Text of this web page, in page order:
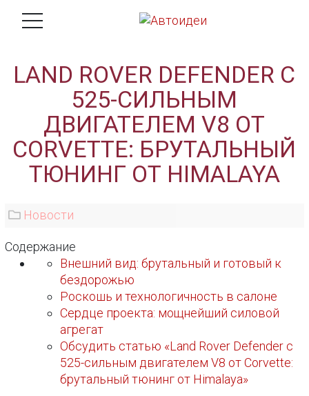
LAND ROVER DEFENDER С
525-СИЛЬНЫМ
ДВИГАТЕЛЕМ V8 ОТ
CORVETTE: БРУТАЛЬНЫЙ
ТЮНИНГ ОТ HIMALAYA
Новости
Содержание
Внешний вид: брутальный и готовый к
бездорожью
Роскошь и технологичность в салоне
Сердце проекта: мощнейший силовой
агрегат
Обсудить статью «Land Rover Defender с
525-сильным двигателем V8 от Corvette:
брутальный тюнинг от Himalaya»